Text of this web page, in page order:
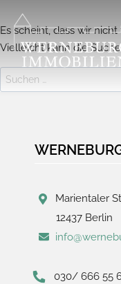
Inhalt
springen
Es scheint, dass wir
Vielleicht kann die
Suchen
nach:
Marientaler
12437 Berlin
030/ 666 55